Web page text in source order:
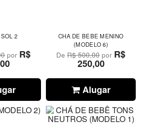
2
por R$
CHA DE BEBE MENINO
(MODELO 6)
DeR$ 500,00 por R$
250,00
Alugar